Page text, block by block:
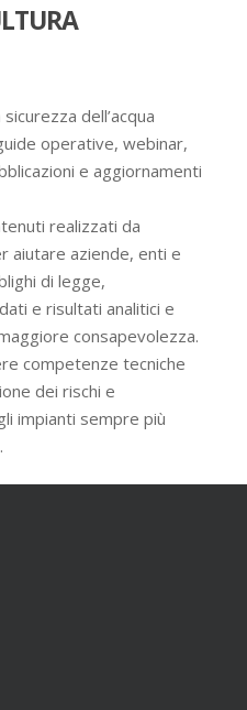
dell’acqua
operative, webinar,
e aggiornamenti
realizzati da
aiutare aziende, enti e
di legge,
e risultati analitici e
consapevolezza.
competenze tecniche
dei rischi e
impianti sempre più